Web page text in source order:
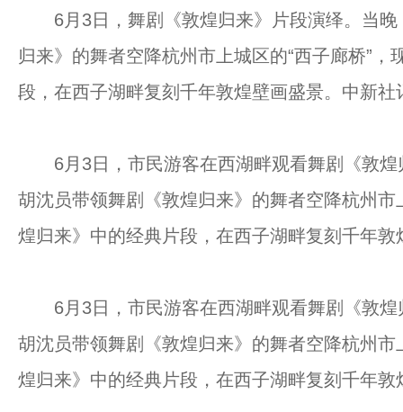
6月3日，舞剧《敦煌归来》片段演绎。当晚
归来》的舞者空降杭州市上城区的“西子廊桥”
段，在西子湖畔复刻千年敦煌壁画盛景。中新
6月3日，市民游客在西湖畔观看舞剧《敦煌
胡沈员带领舞剧《敦煌归来》的舞者空降杭州市
煌归来》中的经典片段，在西子湖畔复刻千年
6月3日，市民游客在西湖畔观看舞剧《敦煌
胡沈员带领舞剧《敦煌归来》的舞者空降杭州市
煌归来》中的经典片段，在西子湖畔复刻千年